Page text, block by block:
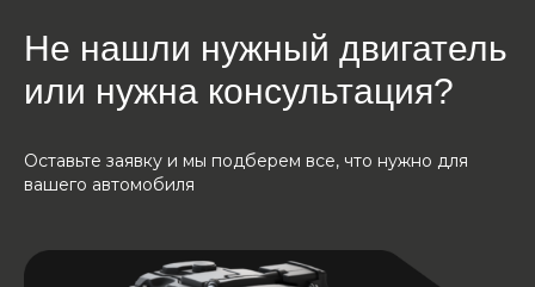
Не нашли нужный двигатель
или нужна консультация?
Оставьте заявку и мы подберем все, что нужно для
вашего автомобиля